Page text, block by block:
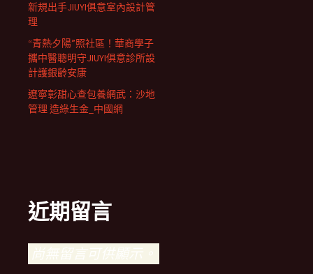
新規出手JIUYI俱意室內設計管
理
“青熱夕陽”照社區！華商學子
攜中醫聰明守JIUYI俱意診所設
計護銀齡安康
遼寧彰甜心查包養網武：沙地
管理 造綠生金_中國網
近期留言
尚無留言可供顯示。